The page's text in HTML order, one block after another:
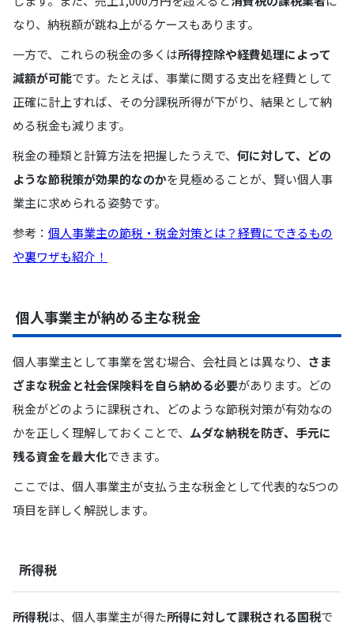
なり、納税額が跳ね上がるケースもあります。
一方で、これらの税金の多くは所得控除や経費処理によって
減額が可能です。たとえば、事業に関する支出を経費として
正確に計上すれば、その分課税所得が下がり、結果として納
める税金も減ります。
税金の種類と計算方法を把握したうえで、 何に対して、どの
ような節税策が効果的なのかを見極めることが、賢い個人事
業主に求められる姿勢です。
参考： 個人事業主の節税・税金対策とは？経費にできるもの
や裏ワザも紹介！
個人事業主が納める主な税金
個人事業主として事業を営む場合、会社員とは異なり、 さま
ざまな税金と社会保険料を自ら納める必要があります。どの
税金がどのように課税され、どのような節税対策が有効なの
かを正しく理解しておくことで、 ムダな納税を防ぎ、手元に
残る資金を最大化できます。
ここでは、個人事業主が支払う主な税金として代表的な5つの
項目を詳しく解説します。
所得税
所得税は、個人事業主が得た所得に対して課税される国税で